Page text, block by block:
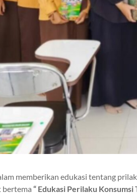
memberikan edukasi tentang
bertema “ Edukasi Perilaku Konsumsi